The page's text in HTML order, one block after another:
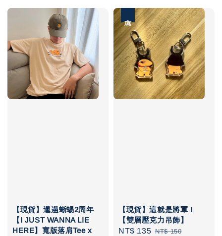
【現貨】邋遢蜥蜴2周年
【I JUST WANNA LIE
HERE】寬版落肩Tee x
【現貨】這就是將軍！
【雙層壓克力吊飾】
Sale
NT$ 135 Regular
NT$ 150